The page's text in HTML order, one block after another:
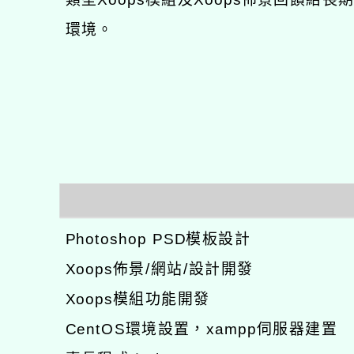
環境。
Photoshop PSD模板設計
Xoops佈景/網站/設計開發
Xoops模組功能開發
CentOS環境設置，xampp伺服器建置